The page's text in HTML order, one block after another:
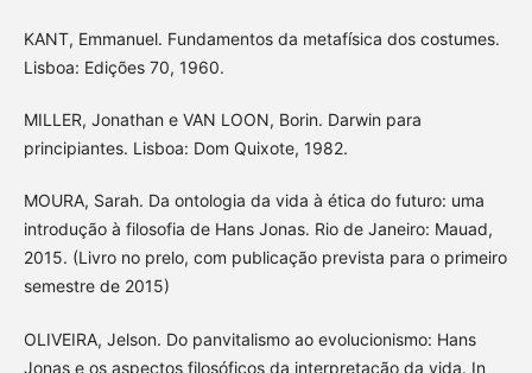
KANT, Emmanuel. Fundamentos da metafísica dos costumes.
Lisboa: Edições 70, 1960.
MILLER, Jonathan e VAN LOON, Borin. Darwin para
principiantes. Lisboa: Dom Quixote, 1982.
MOURA, Sarah. Da ontologia da vida à ética do futuro: uma
introdução à filosofia de Hans Jonas. Rio de Janeiro: Mauad,
2015. (Livro no prelo, com publicação prevista para o primeiro
semestre de 2015)
OLIVEIRA, Jelson. Do panvitalismo ao evolucionismo: Hans
Jonas e os aspectos filosóficos da interpretação da vida. In